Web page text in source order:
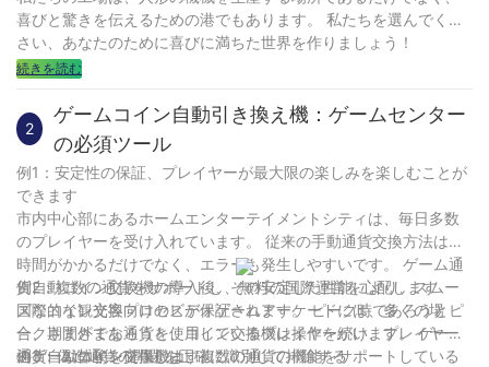
喜びと驚きを伝えるための港でもあります。 私たちを選んでくだ
さい、あなたのために喜びに満ちた世界を作りましょう！
続きを読む
2
ゲームコイン自動引き換え機：ゲームセンター
の必須ツール
例1：安定性の保証、プレイヤーが最大限の楽しみを楽しむことが
できます
市内中心部にあるホームエンターテイメントシティは、毎日多数
のプレイヤーを受け入れています。 従来の手動通貨交換方法は、
時間がかかるだけでなく、エラーも発生しやすいです。 ゲーム通
貨自動コイン交換機の導入後、その安定した性能により、スムー
ズなコイン交換プロセスが保証されます。 ピーク時であろうとピ
ーク期間外であろうと、コイン交換機は操作を続け、プレイヤー
のゲーム体験を確保します。
例2：複数の通貨をサポートし、無料の国際運営を心配します
国際的な観光客向けのビデオゲームアーケードには、多くの場
合、さまざまな通貨を使用しているプレイヤーがいます。 ゲーム
通貨自動コイン交換機は、複数の通貨の機能をサポートしている
例3：偽造通貨の問題を正確に識別して排除する